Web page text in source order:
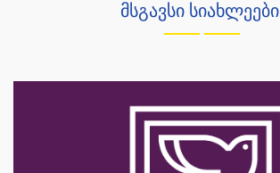
მსგავსი სიახლეები